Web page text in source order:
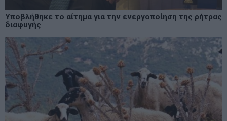
Υποβλήθηκε το αίτημα για την ενεργοποίηση της ρήτρας
διαφυγής